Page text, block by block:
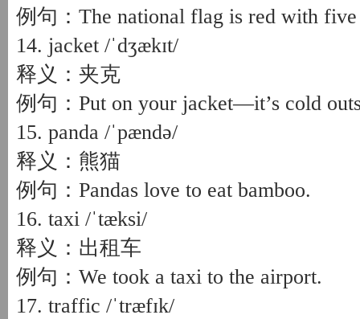
例句：The national flag is red with five
14. jacket /ˈdʒækɪt/
释义：夹克
例句：Put on your jacket—it’s cold
15. panda /ˈpændə/
释义：熊猫
例句：Pandas love to eat bamboo.
16. taxi /ˈtæksi/
释义：出租车
例句：We took a taxi to the airport.
17. traffic /ˈtræfɪk/